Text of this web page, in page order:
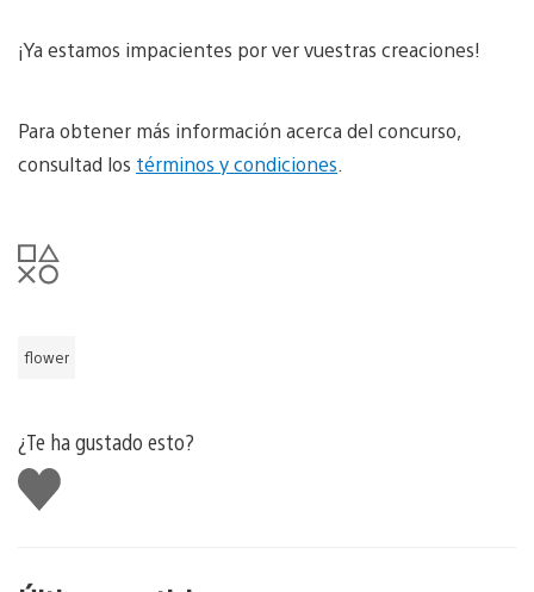
¡Ya estamos impacientes por ver vuestras creaciones!
Para obtener más información acerca del concurso,
consultad los términos y condiciones
flower
¿Te ha gustado esto?
Me
gusta